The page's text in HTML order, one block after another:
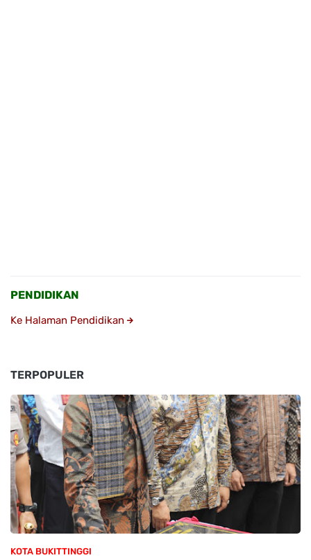
PENDIDIKAN
Ke Halaman Pendidikan
TERPOPULER
KOTA BUKITTINGGI